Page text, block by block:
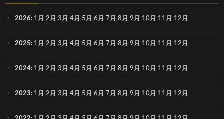
2026: 1月 2月 3月 4月 5月 6月 7月 8月 9月 10月 11月 12月
2025: 1月 2月 3月 4月 5月 6月 7月 8月 9月 10月 11月 12月
2024: 1月 2月 3月 4月 5月 6月 7月 8月 9月 10月 11月 12月
2023: 1月 2月 3月 4月 5月 6月 7月 8月 9月 10月 11月 12月